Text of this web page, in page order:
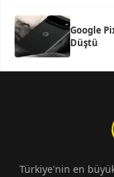
Google
Düştü
Türkiye'nin en